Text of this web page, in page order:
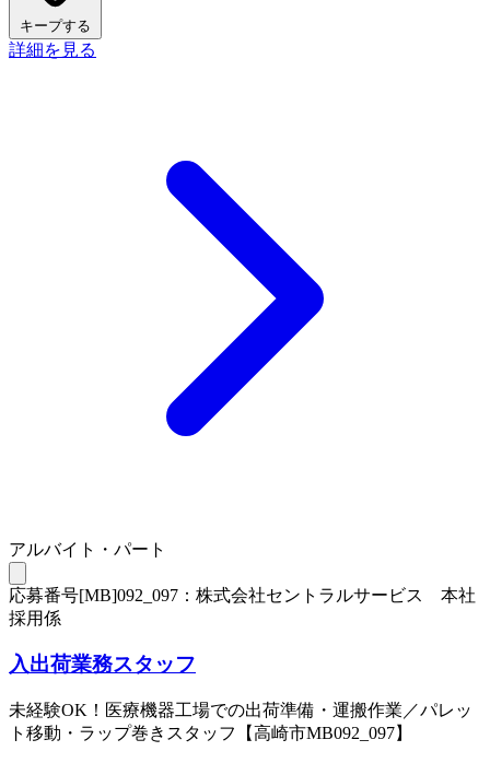
キープする
詳細を見る
アルバイト・パート
応募番号[MB]092_097：株式会社セントラルサービス 本社
採用係
入出荷業務スタッフ
未経験OK！医療機器工場での出荷準備・運搬作業／パレッ
ト移動・ラップ巻きスタッフ【高崎市MB092_097】